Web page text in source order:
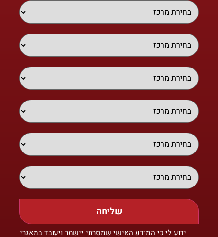
שליחה
ידוע לי כי המידע האישי שמסרתי יישמר ויעובד במאגרי